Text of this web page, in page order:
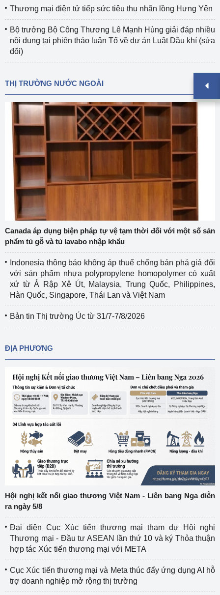
Thương mại điện tử tiếp sức tiêu thụ nhãn lồng Hưng Yên
Bộ trưởng Bộ Công Thương Lê Mạnh Hùng giải đáp nhiều
nội dung tại phiên thảo luận Tổ về dự án Luật Dầu khí (sửa
đổi)
THỊ TRƯỜNG NƯỚC NGOÀI
Canada áp dụng biện pháp tự vệ tạm thời đối với một số sản
phẩm tủ gỗ và tủ lavabo nhập khẩu
Indonesia thông báo không áp thuế chống bán phá giá đối
với sản phẩm nhựa polypropylene homopolymer có xuất
xứ từ Ả Rập Xê Út, Malaysia, Trung Quốc, Philippines,
Hàn Quốc, Singapore, Thái Lan và Việt Nam
Bản tin Thị trường Úc từ 31/7-7/8/2026
ĐỊA PHƯƠNG
Hội nghị kết nối giao thương Việt Nam - Liên bang Nga diễn
ra ngày 5/8
Đại diện Cục Xúc tiến thương mại tham dự Hội nghị
Thương mại - Đầu tư ASEAN lần thứ 10 và ký Thỏa thuận
hợp tác Xúc tiến thương mại với META
Cục Xúc tiến thương mại và Meta thúc đẩy ứng dụng AI hỗ
trợ doanh nghiệp mở rộng thị trường